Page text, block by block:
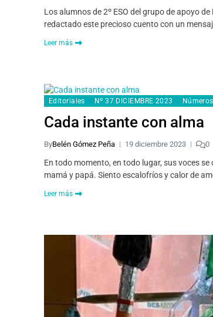
Los alumnos de 2º ESO del grupo de apoyo
redactado este precioso cuento con un
Leer más
Editoriales Nº 37 DICIEMBRE 2023
Cada instante con alma
ByBelén Gómez Peña 19 diciembre 2023 0
En todo momento, en todo lugar, sus voces
mamá y papá. Siento escalofríos y calor de
Leer más